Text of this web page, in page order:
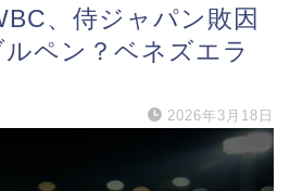
、侍ジャパン敗因
ペン？ベネズエラ
2026年3月18日